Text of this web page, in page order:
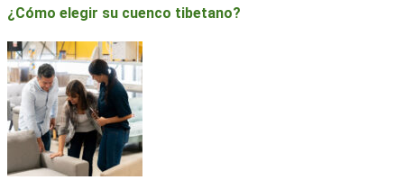
¿Cómo elegir su cuenco tibetano?